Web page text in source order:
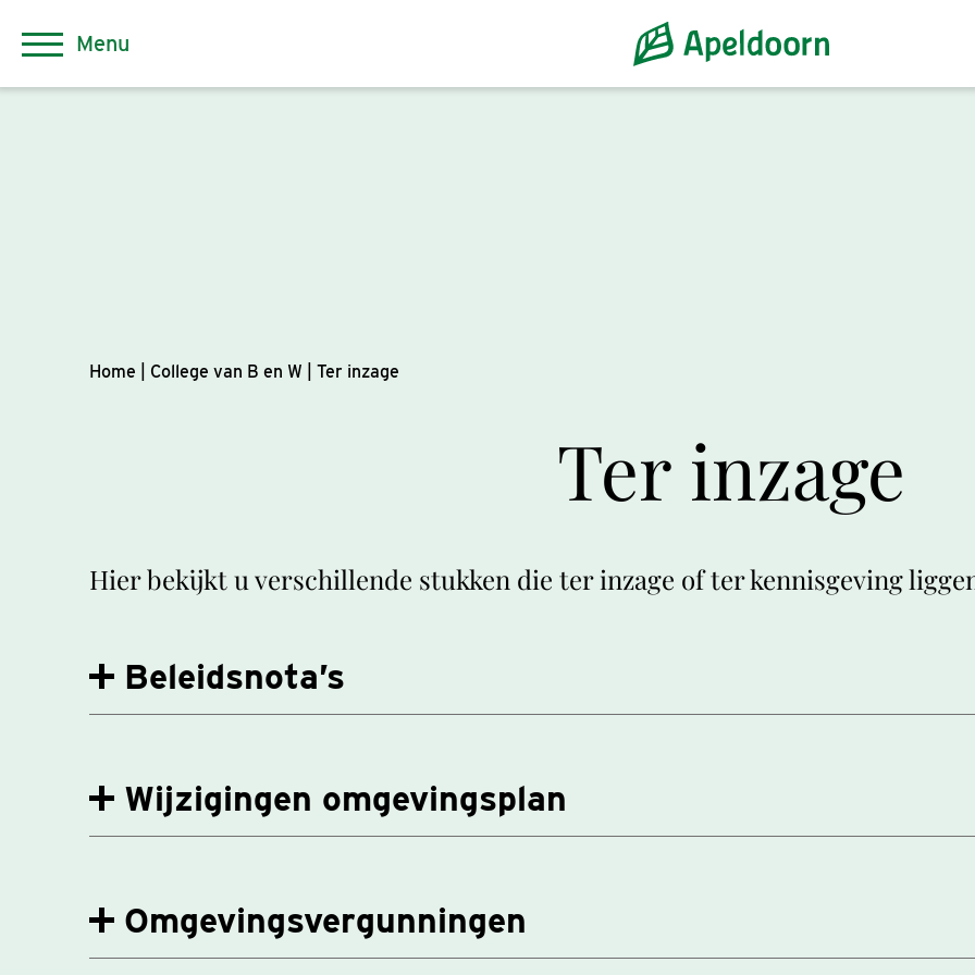
Menu
Home College van B en W Ter inzage
Ter inzage
Hier bekijkt u verschillende stukken die ter inzage of ter kennisgeving
Beleidsnota’s
Wijzigingen omgevingsplan
Omgevingsvergunningen